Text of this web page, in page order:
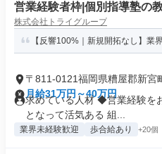
営業経験者枠|個別指導塾の
株式会社トライグループ
【反響100%｜新規開拓なし】
〒811-0121福岡県糟屋郡新宮
月給31万円～40万円
求めている人材 ◆営業経験を
となって活気ある 組...
業界未経験歓迎 歩合給あり +20個